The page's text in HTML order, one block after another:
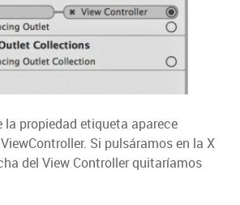
la propiedad etiqueta aparece
Si pulsáramos en la X
del View Controller quitaríamos